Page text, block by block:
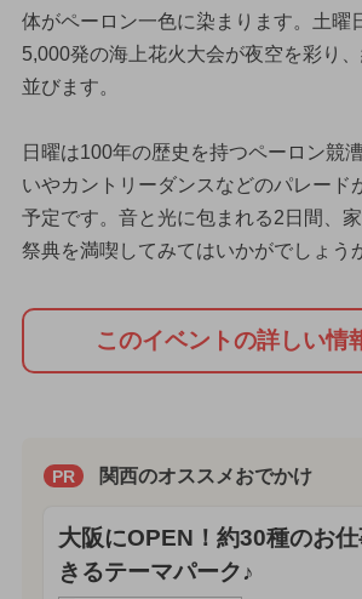
体がペーロン一色に染まります。土曜
5,000発の海上花火大会が夜空を彩り
並びます。
日曜は100年の歴史を持つペーロン競
いやカントリーダンスなどのパレード
予定です。音と光に包まれる2日間、
祭典を満喫してみてはいかがでしょう
このイベントの詳しい情
PR 関西のオススメおでかけ
大阪にOPEN！約30種のお
きるテーマパーク♪